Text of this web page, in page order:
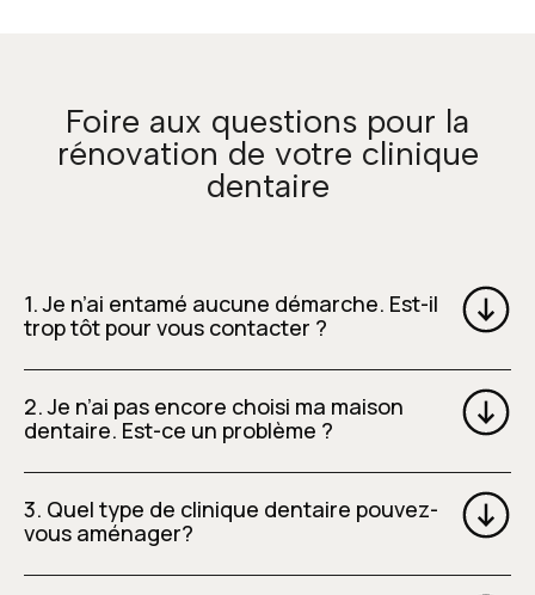
Foire aux questions pour la
rénovation de votre clinique
dentaire
1. Je n’ai entamé aucune démarche. Est-il
trop tôt pour vous contacter ?
2. Je n’ai pas encore choisi ma maison
dentaire. Est-ce un problème ?
3. Quel type de clinique dentaire pouvez-
vous aménager?